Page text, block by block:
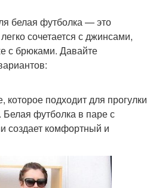
белая футболка — это
сочетается с джинсами,
с брюками. Давайте
которое подходит для прогулки
Белая футболка в паре с
создает комфортный и